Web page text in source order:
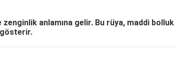
anlamına gelir. Bu rüya, maddi bolluk